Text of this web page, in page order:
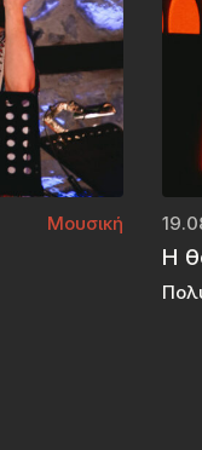
Μουσική
Η